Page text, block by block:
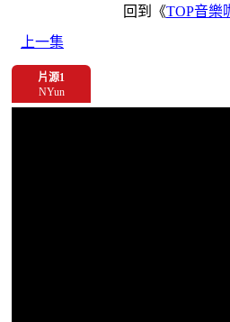
回到《TOP音樂
上一集
片源1
NYun